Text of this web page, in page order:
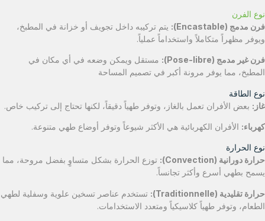
نوع الفرن
فرن مدمج (Encastable):
يتم تركيبه داخل تجويف أو خزانة في المطبخ،
ويوفر مظهراً متكاملاً واستخداماً عملياً.
فرن غير مدمج (Pose-libre):
مستقل ويمكن وضعه في أي مكان في
المطبخ، مما يوفر مرونة أكبر في تصميم المساحة
نوع الطاقة
غاز: بعض الأفران تعمل بالغاز، وتوفر طهياً دقيقاً، لكنها تحتاج إلى تركيب خاص.
كهرباء: الأفران الكهربائية هي الأكثر شيوعاً وتوفر أوضاع طهي متنوعة.
نوع الحرارة
حرارة دورانية (Convection):
توزع الحرارة بشكل متساوٍ بفضل مروحة، مما
يسمح بطهي أسرع وأكثر تجانساً.
حرارة تقليدية (Traditionnelle):
تستخدم عناصر تسخين علوية وسفلية لطهي
الطعام، وتوفر طهياً كلاسيكياً ومتعدد الاستخدامات.